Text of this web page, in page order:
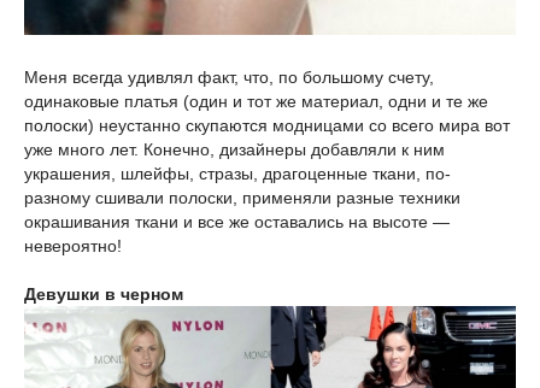
Меня всегда удивлял факт, что, по большому счету,
одинаковые платья (один и тот же материал, одни и те же
полоски) неустанно скупаются модницами со всего мира вот
уже много лет. Конечно, дизайнеры добавляли к ним
украшения, шлейфы, стразы, драгоценные ткани, по-
разному сшивали полоски, применяли разные техники
окрашивания ткани и все же оставались на высоте —
невероятно!
Девушки в черном